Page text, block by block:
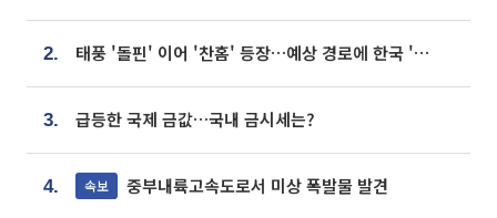
2. 태풍 '돌핀' 이어 '찬홈' 등장…예상 경로에 한국 '한숨'
3. 급등한 국제 금값…국내 금시세는?
4. 속보 중부내륙고속도로서 미상 폭발물 발견